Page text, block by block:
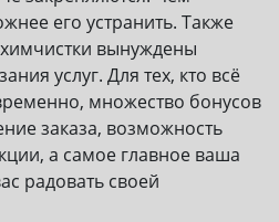
его устранить. Также
вынуждены
услуг. Для тех, кто всё
множество бонусов
заказа, возможность
а самое главное ваша
радовать своей